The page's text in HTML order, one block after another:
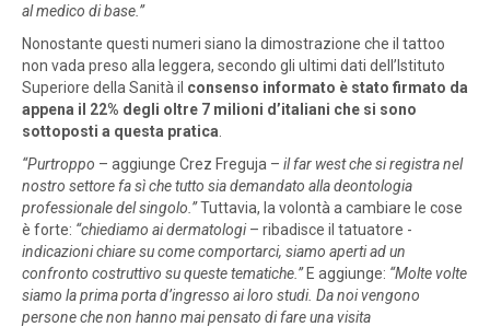
al medico di base.”
Nonostante questi numeri siano la dimostrazione che il tattoo
non vada preso alla leggera, secondo gli ultimi dati dell’Istituto
Superiore della Sanità il consenso informato è stato firmato da
appena il 22% degli oltre 7 milioni d’italiani che si sono
sottoposti a questa pratica
“Purtroppo – aggiunge Crez Freguja – il far west che si registra nel
nostro settore fa sì che tutto sia demandato alla deontologia
professionale del singolo.”Tuttavia, la volontà a cambiare le cose
è forte: “chiediamo ai dermatologi– ribadisce il tatuatore -
indicazioni chiare su come comportarci, siamo aperti ad un
confronto costruttivo su queste tematiche.”E aggiunge: “Molte volte
siamo la prima porta d’ingresso ai loro studi. Da noi vengono
persone che non hanno mai pensato di fare una visita